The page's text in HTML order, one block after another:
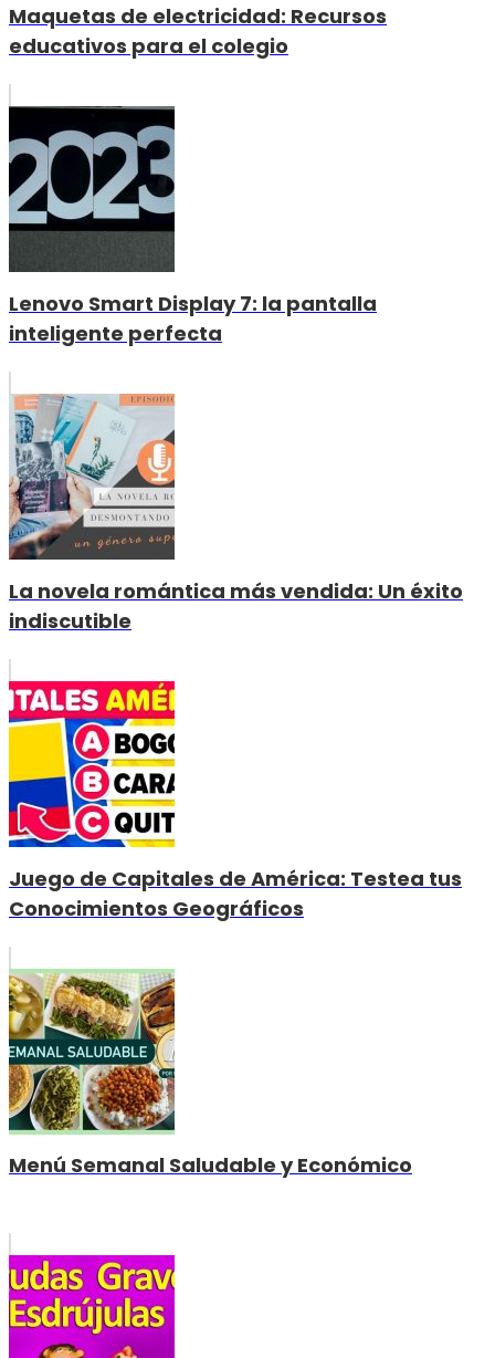
Maquetas de electricidad: Recursos
educativos para el colegio
Lenovo Smart Display 7: la pantalla
inteligente perfecta
La novela romántica más vendida: Un éxito
indiscutible
Juego de Capitales de América: Testea tus
Conocimientos Geográficos
Menú Semanal Saludable y Económico